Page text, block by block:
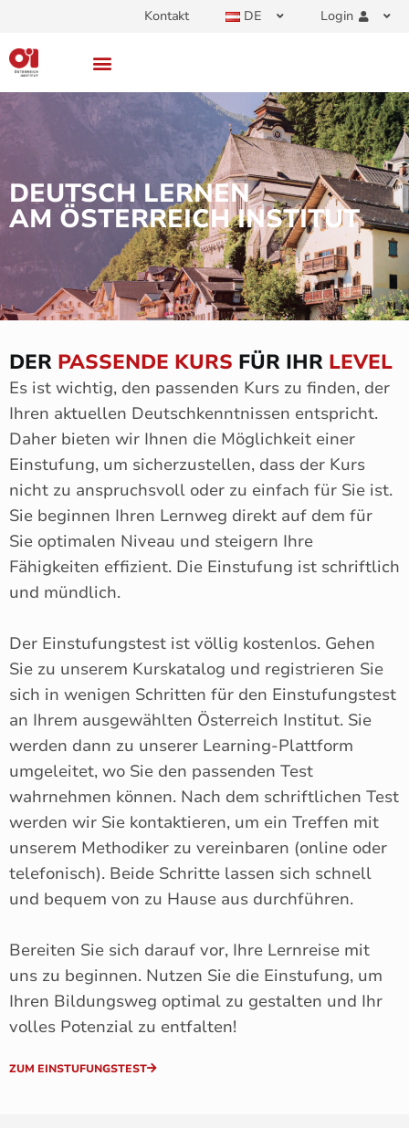
Kontakt DE Login
DEUTSCH LERNEN
AM ÖSTERREICH INSTITUT
DER PASSENDE KURS FÜR IHR LEVEL
Es ist wichtig, den passenden Kurs zu finden, der
Ihren aktuellen Deutschkenntnissen entspricht.
Daher bieten wir Ihnen die Möglichkeit einer
Einstufung, um sicherzustellen, dass der Kurs
nicht zu anspruchsvoll oder zu einfach für Sie ist.
Sie beginnen Ihren Lernweg direkt auf dem für
Sie optimalen Niveau und steigern Ihre
Fähigkeiten effizient. Die Einstufung ist schriftlich
und mündlich.
Der Einstufungstest ist völlig kostenlos. Gehen
Sie zu unserem Kurskatalog und registrieren Sie
sich in wenigen Schritten für den Einstufungstest
an Ihrem ausgewählten Österreich Institut. Sie
werden dann zu unserer Learning-Plattform
umgeleitet, wo Sie den passenden Test
wahrnehmen können. Nach dem schriftlichen Test
werden wir Sie kontaktieren, um ein Treffen mit
unserem Methodiker zu vereinbaren (online oder
telefonisch). Beide Schritte lassen sich schnell
und bequem von zu Hause aus durchführen.
Bereiten Sie sich darauf vor, Ihre Lernreise mit
uns zu beginnen. Nutzen Sie die Einstufung, um
Ihren Bildungsweg optimal zu gestalten und Ihr
volles Potenzial zu entfalten!
ZUM EINSTUFUNGSTEST